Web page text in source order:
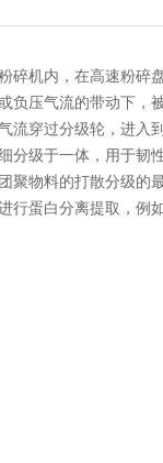
碎机内，在高速粉碎
负压气流的带动下，
流穿过分级轮，进入
分级于一体，用于韧
聚物料的打散分级的
行蛋白分离提取，例